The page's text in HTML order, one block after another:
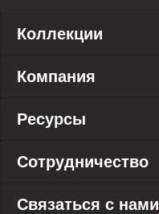
Коллекции
Компания
Ресурсы
Сотрудничество
Связаться с нами